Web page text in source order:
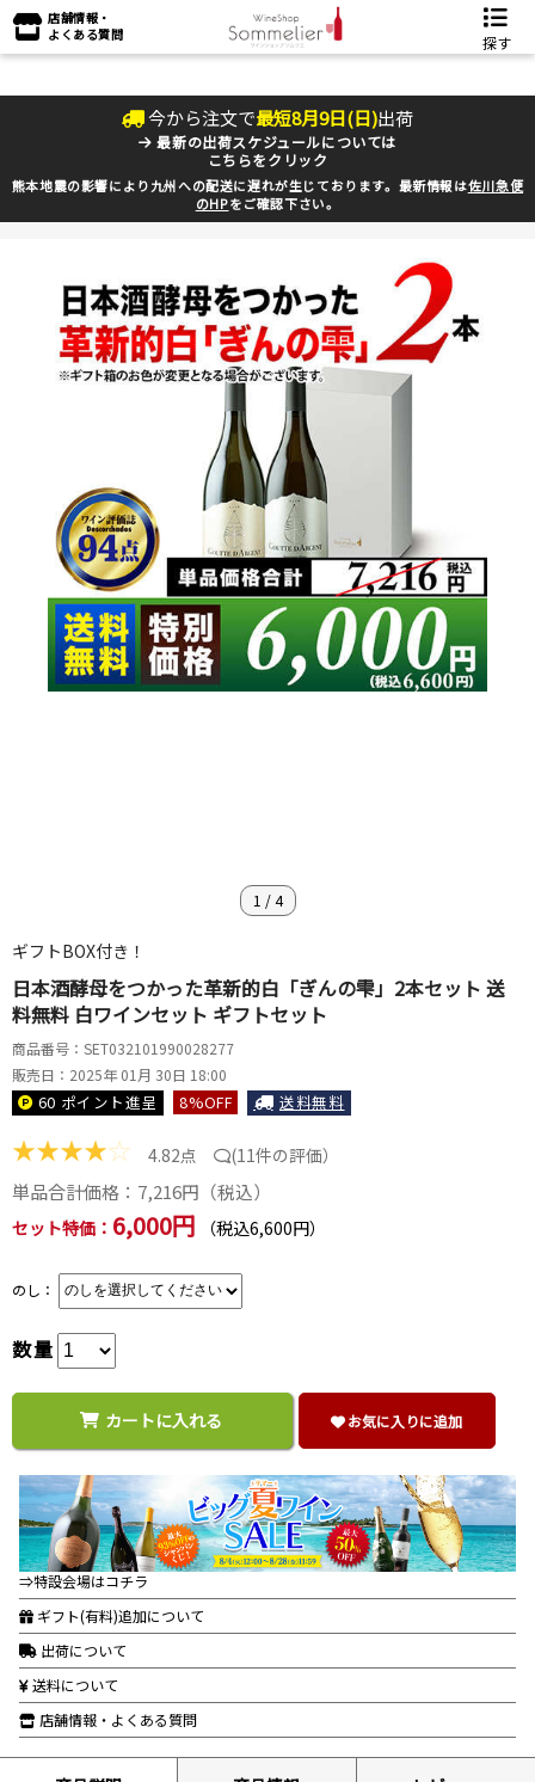
店舗情報・
よくある質問
探す
今から注文で最短8月9日(日)出荷
最新の出荷スケジュールについては
こちらをクリック
熊本地震の影響により九州への配送に遅れが生じております。最新情報は佐川急便
のHPをご確認下さい。
1 /4
ギフトBOX付き！
日本酒酵母をつかった革新的白「ぎんの雫」2本セット 送
料無料 白ワインセット ギフトセット
商品番号：SET032101990028277
販売日：2025年 01月 30日 18:00
60 ポイント進呈 8%OFF 送料無料
★★★★☆ 4.82点 (11件の評価）
単品合計価格： 7,216円（税込）
セット特価： 6,000円 （税込6,600円）
のし：
数量
カートに入れる お気に入りに追加
⇒特設会場はコチラ
ギフト(有料)追加について
出荷について
送料について
店舗情報・よくある質問